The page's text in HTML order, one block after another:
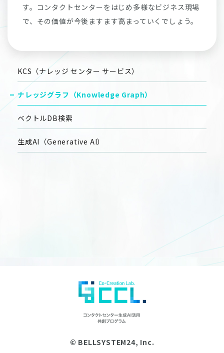
KCS（ナレッジ センター サービス）
ナレッジグラフ（Knowledge Graph）
ベクトルDB検索
生成AI（Generative AI）
す。コンタクトセンターをはじめ多様なビジネス現場
で、その価値が今後ますます高まっていくでしょう。
© BELLSYSTEM24, Inc.